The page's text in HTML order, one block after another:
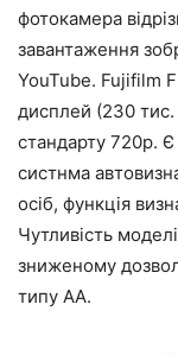
фотокамера
завантаження
YouTube. Fujifilm
дисплей (230 тис.
стандарту 720p.
систнма
осіб, функція
Чутливість
зниженому
типу AA.